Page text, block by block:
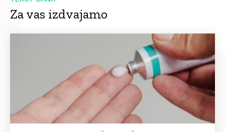
Za vas izdvajamo